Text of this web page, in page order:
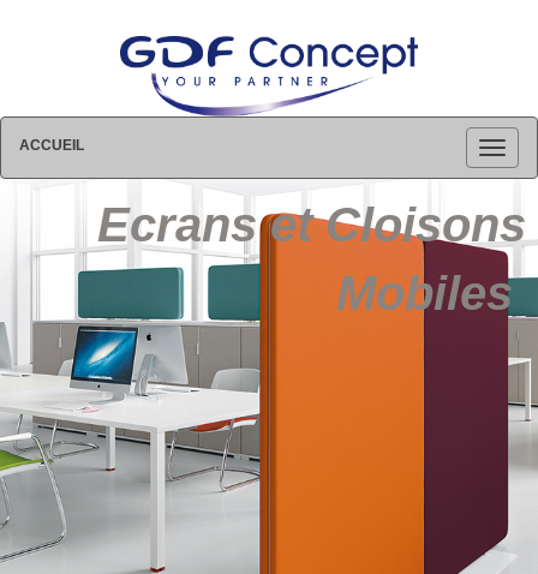
ACCUEIL
Ecrans et Cloisons
Mobiles